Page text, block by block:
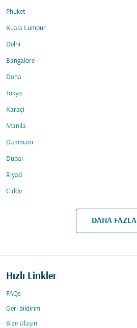
Phuket
Kuala Lumpur
Delhi
Bangalore
Doha
Tokyo
Karaçi
Manila
Dammam
Dubai
Riyad
Cidde
DAHA FAZLA
Hızlı Linkler
FAQs
Geri bildirim
Bize Ulaşın